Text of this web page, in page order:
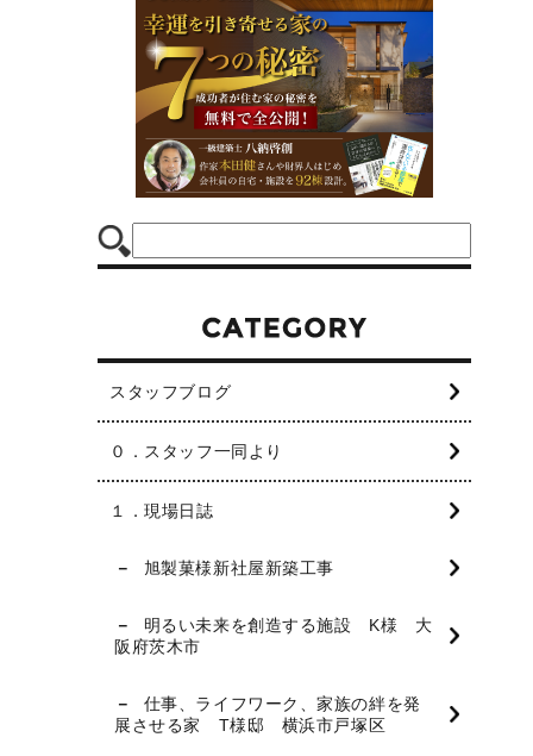
スタッフブログ
０．スタッフ一同より
１．現場日誌
旭製菓様新社屋新築工事
明るい未来を創造する施設 K様 大
阪府茨木市
仕事、ライフワーク、家族の絆を発
展させる家 T様邸 横浜市戸塚区